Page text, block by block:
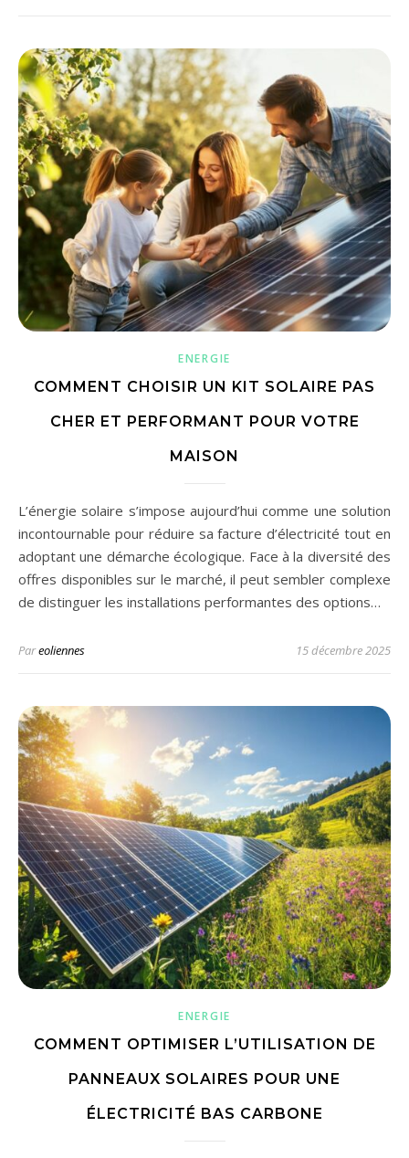
ENERGIE
COMMENT CHOISIR UN KIT SOLAIRE PAS
CHER ET PERFORMANT POUR VOTRE
MAISON
L’énergie solaire s’impose aujourd’hui comme une solution
incontournable pour réduire sa facture d’électricité tout en
adoptant une démarche écologique. Face à la diversité des
offres disponibles sur le marché, il peut sembler complexe
de distinguer les installations performantes des options…
Pareoliennes 15 décembre 2025
ENERGIE
COMMENT OPTIMISER L’UTILISATION DE
PANNEAUX SOLAIRES POUR UNE
ÉLECTRICITÉ BAS CARBONE